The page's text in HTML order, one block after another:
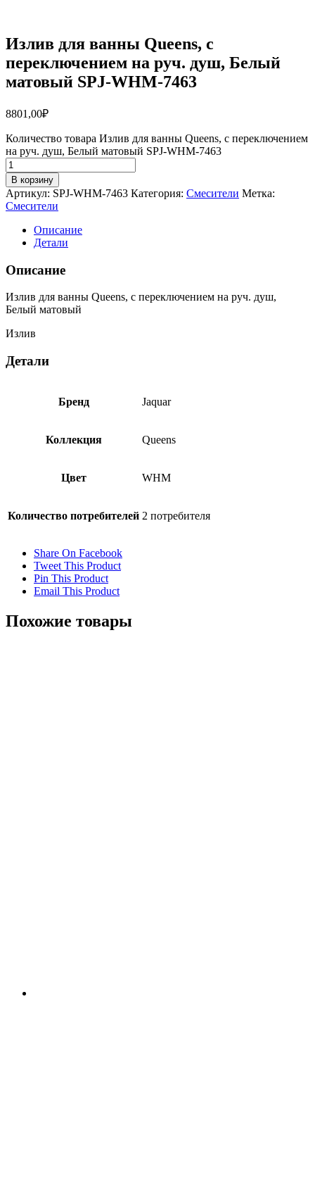
Излив для ванны Queens, с
переключением на руч. душ, Белый
матовый SPJ-WHM-7463
8801,00₽
Количество товара Излив для ванны Queens, с переключением
на руч. душ, Белый матовый SPJ-WHM-7463
В корзину
Артикул: SPJ-WHM-7463 Категория: Смесители Метка:
Смесители
Описание
Детали
Описание
Излив для ванны Queens, с переключением на руч. душ,
Белый матовый
Излив
Детали
Бренд Jaquar
Коллекция Queens
Цвет WHM
Количество потребителей 2 потребителя
Share On Facebook
Tweet This Product
Pin This Product
Email This Product
Похожие товары